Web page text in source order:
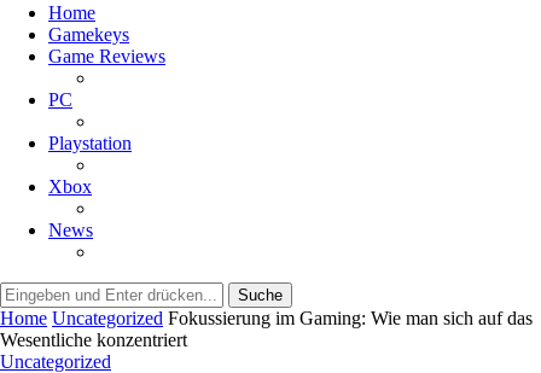
Home
Gamekeys
Game Reviews
PC
Playstation
Xbox
News
Suche
Home Uncategorized Fokussierung im Gaming: Wie man sich auf das
Wesentliche konzentriert
Uncategorized